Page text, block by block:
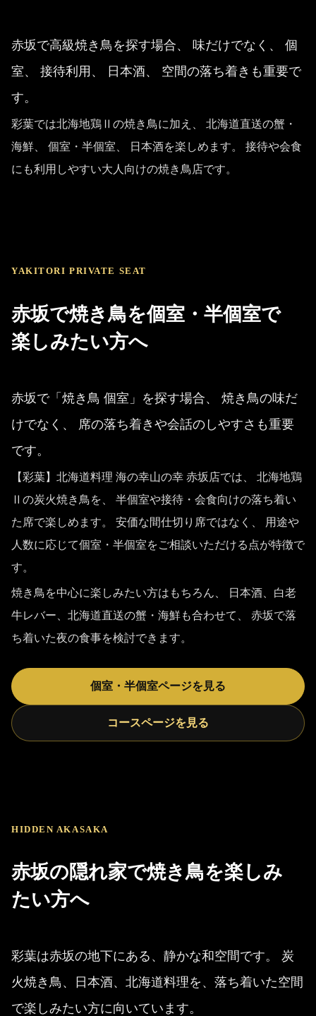
赤坂で高級焼き鳥を探す場合、 味だけでなく、 個
室、 接待利用、 日本酒、 空間の落ち着きも重要で
す。
彩葉では北海地鶏Ⅱの焼き鳥に加え、 北海道直送の蟹・
海鮮、 個室・半個室、 日本酒を楽しめます。 接待や会食
にも利用しやすい大人向けの焼き鳥店です。
YAKITORI PRIVATE SEAT
赤坂で焼き鳥を個室・半個室で
楽しみたい方へ
赤坂で「焼き鳥 個室」を探す場合、 焼き鳥の味だ
けでなく、 席の落ち着きや会話のしやすさも重要
です。
【彩葉】北海道料理 海の幸山の幸 赤坂店では、 北海地鶏
Ⅱの炭火焼き鳥を、 半個室や接待・会食向けの落ち着い
た席で楽しめます。 安価な間仕切り席ではなく、 用途や
人数に応じて個室・半個室をご相談いただける点が特徴で
す。
焼き鳥を中心に楽しみたい方はもちろん、 日本酒、白老
牛レバー、北海道直送の蟹・海鮮も合わせて、 赤坂で落
ち着いた夜の食事を検討できます。
個室・半個室ページを見る
コースページを見る
HIDDEN AKASAKA
赤坂の隠れ家で焼き鳥を楽しみ
たい方へ
彩葉は赤坂の地下にある、静かな和空間です。 炭
火焼き鳥、日本酒、北海道料理を、落ち着いた空間
で楽しみたい方に向いています。